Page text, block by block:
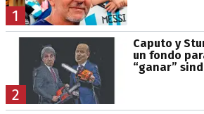
1
2
Caputo y
un fondo
“ganar”